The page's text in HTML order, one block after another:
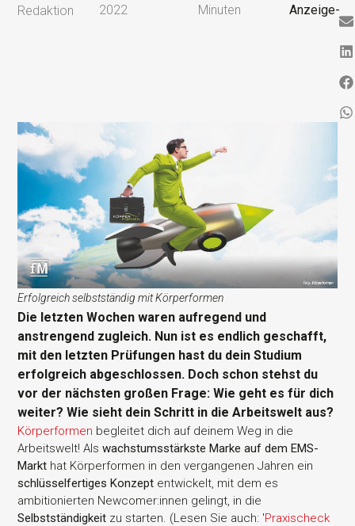
Redaktion
2022
Minuten
Anzeige-
Erfolgreich selbstständig mit Körperformen
Die letzten Wochen waren aufregend und
anstrengend zugleich. Nun ist es endlich geschafft,
mit den letzten Prüfungen hast du dein Studium
erfolgreich abgeschlossen. Doch schon stehst du
vor der nächsten großen Frage: Wie geht es für dich
weiter? Wie sieht dein Schritt in die Arbeitswelt aus?
Körperformen begleitet dich auf deinem Weg in die
Arbeitswelt! Alswachstumsstärkste Marke auf dem EMS-
Markt hat Körperformen in den vergangenen Jahren ein
schlüsselfertiges Konzept entwickelt, mit dem es
ambitionierten Newcomer:innen gelingt, in die
Selbstständigkeit zu starten. (Lesen Sie auch: 'Praxischeck